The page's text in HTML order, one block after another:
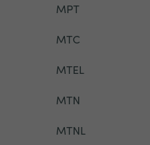
MPT
MTC
MTEL
MTN
MTNL